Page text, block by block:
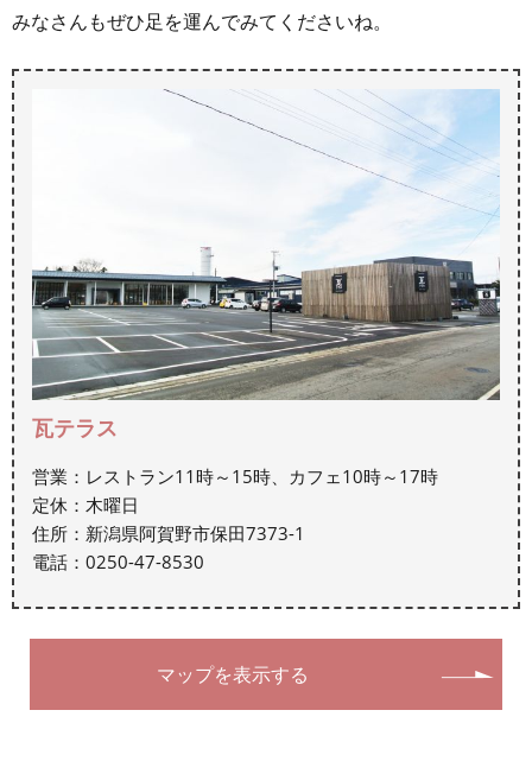
みなさんもぜひ足を運んでみてくださいね。
瓦テラス
営業：レストラン11時～15時、カフェ10時～17時
定休：木曜日
住所：新潟県阿賀野市保田7373-1
電話：0250-47-8530
マップを表示する